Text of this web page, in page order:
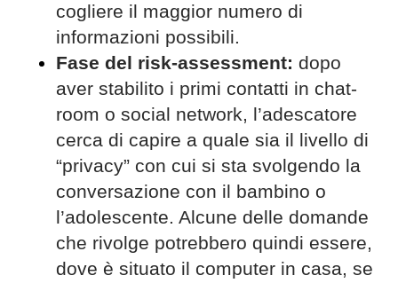
cogliere il maggior numero di
informazioni possibili.
Fase del risk-assessment: dopo
aver stabilito i primi contatti in chat-
room o social network, l’adescatore
cerca di capire a quale sia il livello di
“privacy” con cui si sta svolgendo la
conversazione con il bambino o
l’adolescente. Alcune delle domande
che rivolge potrebbero quindi essere,
dove è situato il computer in casa, se